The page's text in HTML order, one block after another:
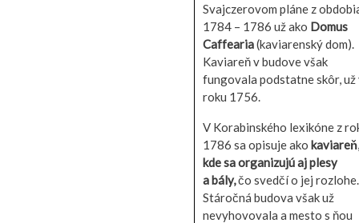
Svajczerovom pláne z
1784 – 1786 už ako Domus
Caffearia(kaviarenský dom).
Kaviareň v budove však
fungovala podstatne skôr, už
roku 1756.
V Korabinského lexikóne z
1786 sa opisuje ako kaviareň,
kde sa organizujú aj plesy
a bály,čo svedčí o jej rozlohe.
Stáročná budova však už
nevyhovovala a mesto s ňou